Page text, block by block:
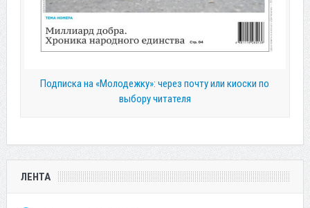
Подписка на «Молодежку»: через почту или киоски по
выбору читателя
ЛЕНТА